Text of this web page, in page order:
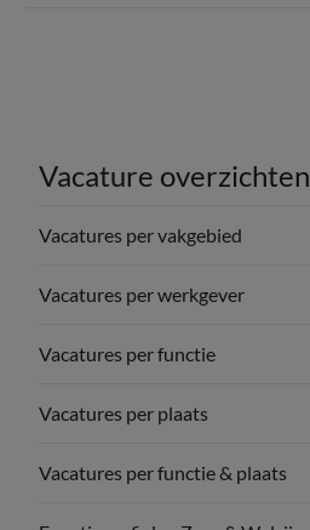
Vacature overzichten
Vacatures per vakgebied
Vacatures per werkgever
Vacatures per functie
Vacatures per plaats
Vacatures per functie & plaats